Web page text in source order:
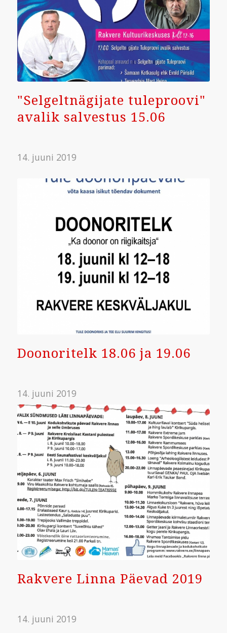
"Selgeltnägijate tuleproovi"
avalik salvestus 15.06
14. juuni 2019
Doonoritelk 18.06 ja 19.06
14. juuni 2019
Rakvere Linna Päevad 2019
14. juuni 2019